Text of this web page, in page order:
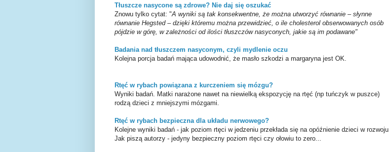
Tłuszcze nasycone są zdrowe? Nie daj się oszukać
Znowu tylko cytat: "A wyniki są tak konsekwentne, że można utworzyć równanie – słynne
równanie Hegsted – dzięki któremu można przewidzieć, o ile cholesterol obserwowanych osób
pójdzie w górę, w zależności od ilości tłuszczów nasyconych, jakie są im podawane"
Badania nad tłuszczem nasyconym, czyli mydlenie oczu
Kolejna porcja badań mająca udowodnić, że masło szkodzi a margaryna jest OK.
Rtęć w rybach powiązana z kurczeniem się mózgu?
Wyniki badań. Matki narażone nawet na niewielką ekspozycję na rtęć (np tuńczyk w puszce)
rodzą dzieci z mniejszymi mózgami.
Rtęć w rybach bezpieczna dla układu nerwowego?
Kolejne wyniki badań - jak poziom rtęci w jedzeniu przekłada się na opóźnienie dzieci w rozwoju.
Jak piszą autorzy - jedyny bezpieczny poziom rtęci czy ołowiu to zero...